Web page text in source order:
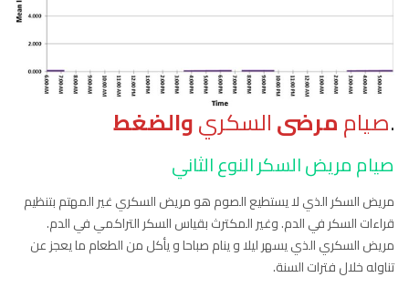
.صياممرضىالسكريوالضغط
صيام مريض السكر النوع الثاني
مريض السكر الذي لا يستطيع الصوم هو مريض السكري غير المهتم بتنظيم
قراءات السكر في الدم. وغير المكترث بقياس السكر التراكمي في الدم.
مريض السكري الذي يسهر ليلا و ينام صباحا و يأكل من الطعام ما يعجز عن
تناوله خلال فترات السنة.